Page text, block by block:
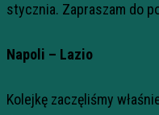
stycznia. Zapraszam do
Napoli – Lazio
Kolejkę zaczęliśmy